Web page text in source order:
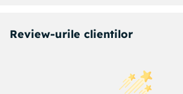
Review-urile clientilor